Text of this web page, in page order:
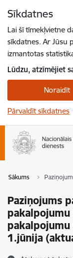
Sīkdatnes
Lai šī tīmekļvietne
sīkdatnes. Ar Jūsu
izmantotas
Lūdzu, atzīmējiet
Noraidīt
Pārvaldīt sīkdatnes
Sākums
Paziņojums
pakalpojumu
1.jūnija